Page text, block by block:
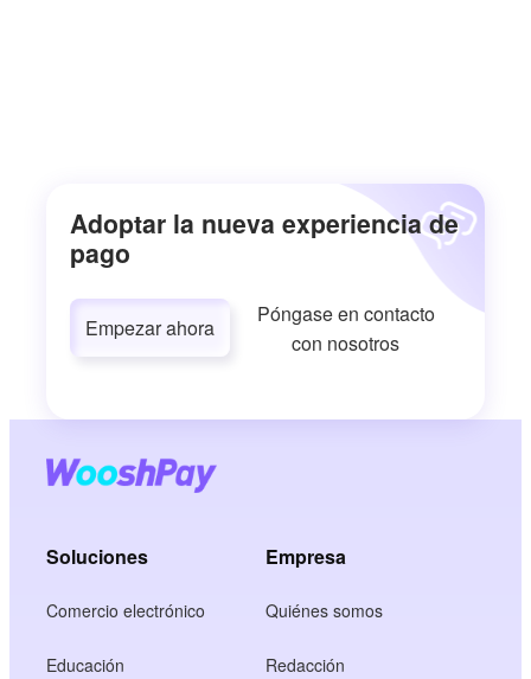
Adoptar la nueva experiencia de
pago
Empezar ahora
Póngase en contacto
con nosotros
Soluciones
Comercio electrónico
Educación
Empresa
Quiénes somos
Redacción